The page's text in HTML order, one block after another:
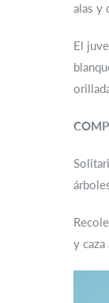
alas y
El
y